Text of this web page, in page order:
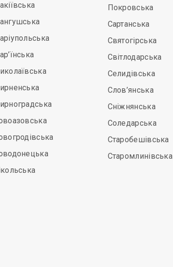
Покровська
Сартанська
Святогірська
Світлодарська
Селидівська
Слов’янська
Сніжнянська
Соледарська
Старобешівська
Старомлинівська